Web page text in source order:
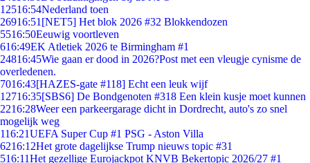
12516:54Nederland toen
26916:51 [NET5] Het blok 2026 #32 Blokkendozen
5516:50Eeuwig voortleven
616:49EK Atletiek 2026 te Birmingham #1
24816:45Wie gaan er dood in 2026?Post met een vleugje cynisme de
overledenen.
7016:43[HAZES-gate #118] Echt een leuk wijf
12716:35[SBS6] De Bondgenoten #318 Een klein kusje moet kunnen
2216:28Weer een parkeergarage dicht in Dordrecht, auto's zo snel
mogelijk weg
116:21UEFA Super Cup #1 PSG - Aston Villa
6216:12Het grote dagelijkse Trump nieuws topic #31
516:11Het gezellige Eurojackpot KNVB Bekertopic 2026/27 #1